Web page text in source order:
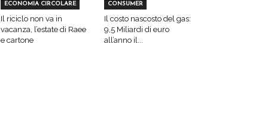
ECONOMIA CIRCOLARE
Il riciclo non va in
vacanza, l’estate di Raee
e cartone
CONSUMER
Il costo nascosto del gas:
9,5 Miliardi di euro
all’anno il...